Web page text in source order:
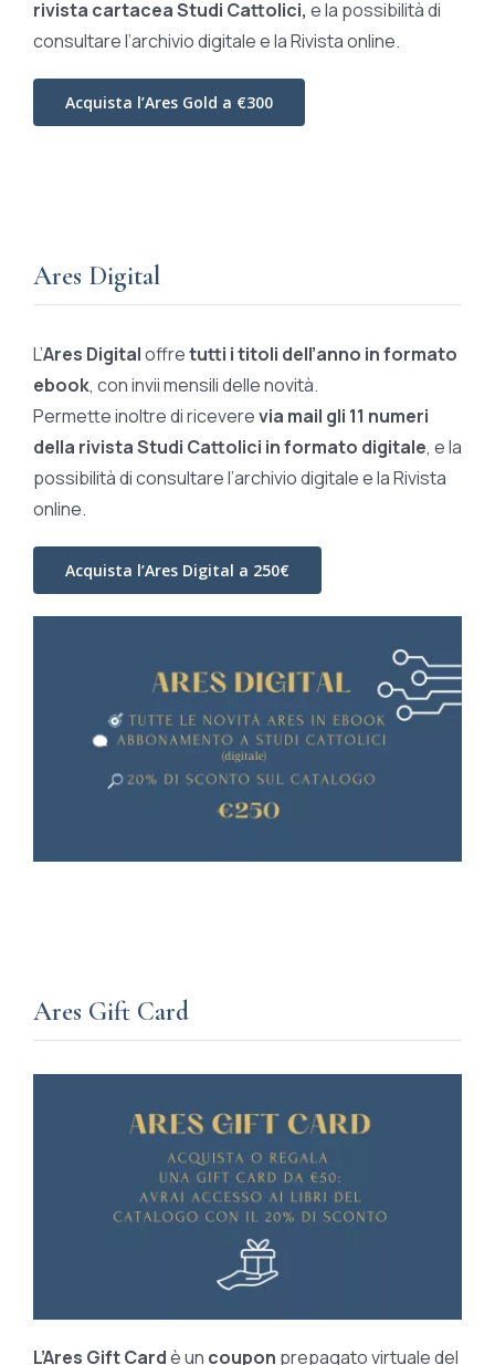
rivista cartacea Studi Cattolici, e la possibilità di
consultare l’archivio digitale e la Rivista online.
Acquista l’Ares Gold a €300
Ares Digital
L’Ares Digitaloffretutti i titoli dell’anno in formato
ebook, con invii mensili delle novità.
Permette inoltre di riceverevia mail gli 11 numeri
della rivista Studi Cattolici in formato digitale, e la
possibilità di consultare l’archivio digitale e la Rivista
online.
Acquista l’Ares Digital a 250€
Ares Gift Card
L’Ares Gift Cardè un coupon prepagato virtuale del